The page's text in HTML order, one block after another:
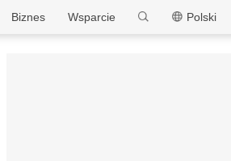
MEmu
Polski
Wsparcie
Biznes